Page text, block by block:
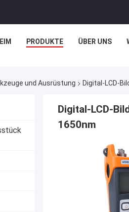
PRODUKTE ÜBER UNS
und Ausrüstung Digital-LCD-
Digital-LCD-
1650nm